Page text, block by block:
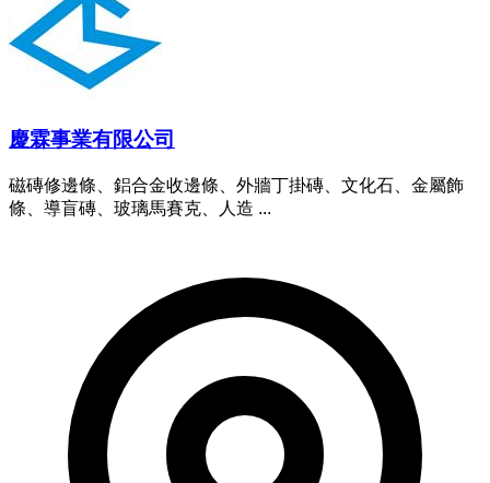
慶霖事業有限公司
磁磚修邊條、鋁合金收邊條、外牆丁掛磚、文化石、金屬飾
條、導盲磚、玻璃馬賽克、人造 ...